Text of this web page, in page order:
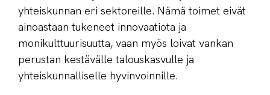
yhteiskunnan eri sektoreille. Nämä toimet eivät
ainoastaan tukeneet innovaatiota ja
monikulttuurisuutta, vaan myös loivat vankan
perustan kestävälle talouskasvulle ja
yhteiskunnalliselle hyvinvoinnille.